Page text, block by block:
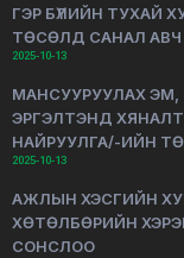
ГЭР БҮЛИЙН ТУХАЙ
ТӨСӨЛД САНАЛ АВЧ
2025-10-13
МАНСУУРУУЛАХ
ЭРГЭЛТЭНД
НАЙРУУЛГА/-ИЙН
2025-10-13
АЖЛЫН ХЭСГИЙН
ХӨТӨЛБӨРИЙН
СОНСЛОО